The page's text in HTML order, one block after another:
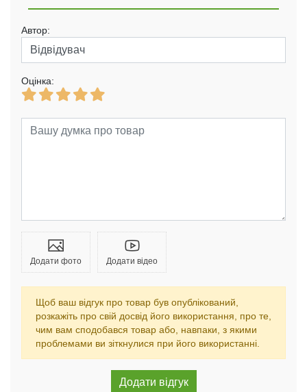
Автор:
Оцінка:
Додати фото Додати відео
Щоб ваш відгук про товар був опублікований,
розкажіть про свій досвід його використання, про те,
чим вам сподобався товар або, навпаки, з якими
проблемами ви зіткнулися при його використанні.